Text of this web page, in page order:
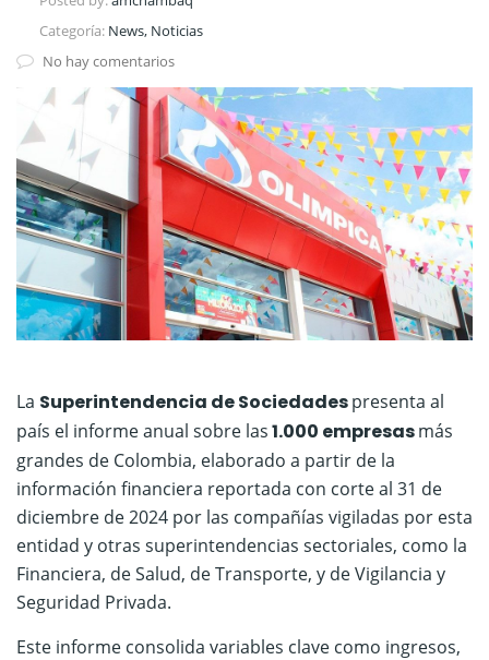
Categoría: News, Noticias
No hay comentarios
La Superintendencia de Sociedadespresenta al
país el informe anual sobre las1.000 empresasmás
grandes de Colombia, elaborado a partir de la
información financiera reportada con corte al 31 de
diciembre de 2024 por las compañías vigiladas por esta
entidad y otras superintendencias sectoriales, como la
Financiera, de Salud, de Transporte, y de Vigilancia y
Seguridad Privada.
Este informe consolida variables clave como ingresos,